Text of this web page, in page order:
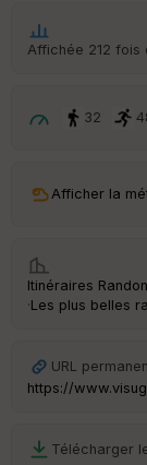
Affichée 212 fois
32
Afficher la
Itinéraires
·Les plus belles
URL
https://
Télécharger